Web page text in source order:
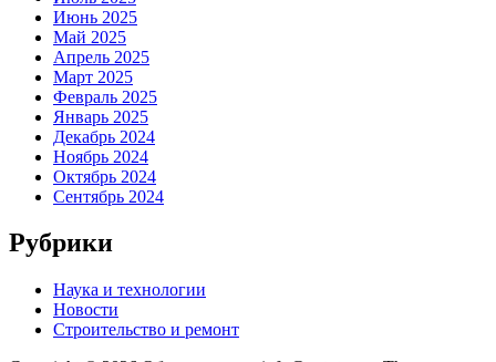
Июнь 2025
Май 2025
Апрель 2025
Март 2025
Февраль 2025
Январь 2025
Декабрь 2024
Ноябрь 2024
Октябрь 2024
Сентябрь 2024
Рубрики
Наука и технологии
Новости
Строительство и ремонт